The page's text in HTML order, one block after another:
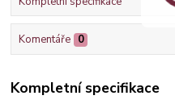
Komentáře 0
Kompletní specifikace